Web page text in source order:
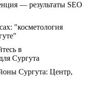
— результаты SEO
"косметология
в
Сургута
Сургута: Центр,